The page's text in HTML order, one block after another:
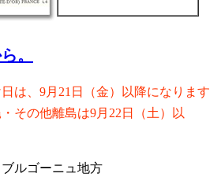
。
は、9月21日（金）以降になります
その他離島は9月22日（土）以
ゴーニュ地方